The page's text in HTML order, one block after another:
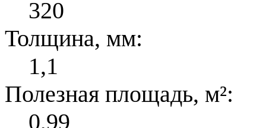
320
Толщина, мм:
1,1
Полезная площадь, м²:
0,99